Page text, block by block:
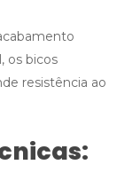
os bicos
resistência ao